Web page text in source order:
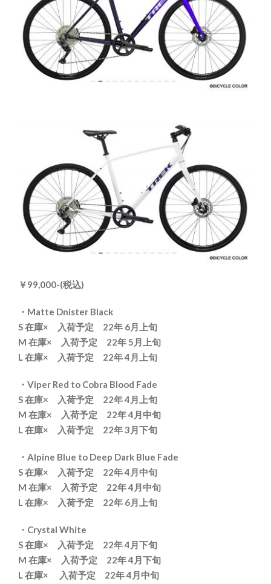
￥99,000-(税込)
・Matte Dnister Black
S 在庫× 入荷予定 22年 6月上旬
M 在庫× 入荷予定 22年 5月上旬
L 在庫× 入荷予定 22年 4月上旬
・Viper Red to Cobra Blood Fade
S 在庫× 入荷予定 22年 4月上旬
M 在庫× 入荷予定 22年 4月中旬
L 在庫× 入荷予定 22年 3月下旬
・Alpine Blue to Deep Dark Blue Fade
S 在庫× 入荷予定 22年 4月中旬
M 在庫× 入荷予定 22年 4月中旬
L 在庫× 入荷予定 22年 6月上旬
・Crystal White
S 在庫× 入荷予定 22年 4月下旬
M 在庫× 入荷予定 22年 4月下旬
L 在庫× 入荷予定 22年 4月中旬